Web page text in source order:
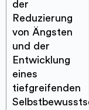
der
Reduzierung
von Ängsten
und der
Entwicklung
eines
tiefgreifenden